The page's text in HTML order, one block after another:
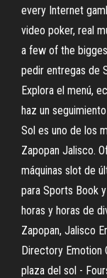
every Internet
video poker, real
a few of the
pedir entregas de
Explora el menú,
haz un
Sol es uno de los
Zapopan Jalisco.
máquinas slot de
para Sports Book
horas y horas de
Zapopan, Jalisco
Directory Emotion
plaza del sol -